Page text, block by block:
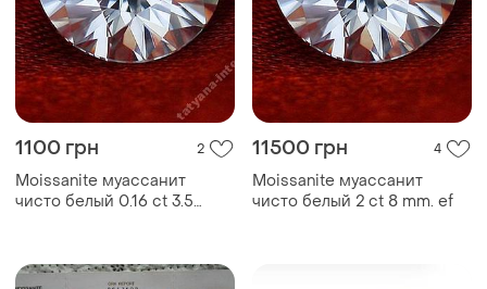
1100 грн 2
Moissanite муассанит
чисто белый 0.16 ct 3.5
11500 грн 4
Moissanite муассанит
чисто белый 2 ct 8 mm. ef